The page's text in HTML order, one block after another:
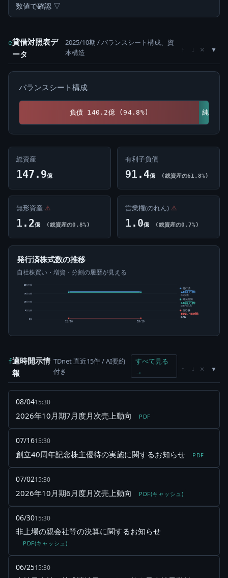
数値で確認 ▽
e貸借対照表デ
ータ
2025/10期 / バランスシート構成、資
本構造
↑ ↓ ×
バランスシート構成
負債 140.2億 (94.8%) 純資産 7.7億 (5.2%)
総資産
147.9億
有利子負債
91.4億 (総資産の61.8%)
無形資産 ⚠
1.2億 (総資産の0.8%)
営業権(のれん) ⚠
1.0億 (総資産の0.7%)
発行済株式数の推移
自社株買い・増資・分割の履歴が見える
0株
5百万株
10百万株
15百万株
20百万株
24/10 25/10
発行済
16百万株
株式総数
純発行済
16百万株
総数-自己株
自己株
603,480株
3.72%
f適時開示情
報
TDnet 直近15件 / AI要約
付き
すべて見る
→
↑ ↓ ×
08/0415:30
2026年10月期7月度月次売上動向 PDF
07/1615:30
創立40周年記念株主優待の実施に関するお知らせ PDF
07/0215:30
2026年10月期6月度月次売上動向 PDF(キャッシュ)
06/3015:30
非上場の親会社等の決算に関するお知らせ
PDF(キャッシュ)
06/2515:30